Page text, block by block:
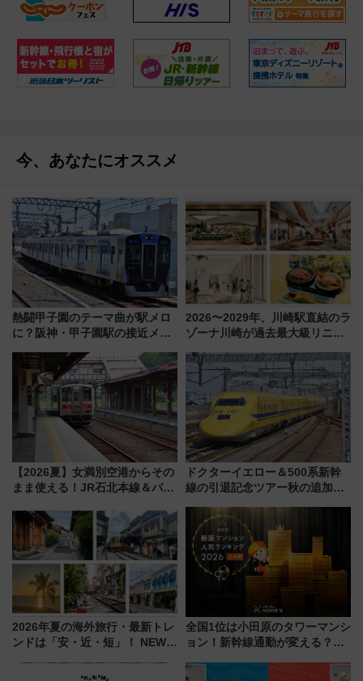
今、あなたにオススメ
熱闘甲子園のテーマ曲が駅メロ
に？阪神・甲子園駅の接近メロ
谷実アレンジの特別仕様へ、8月
5日始発から
2026〜2029年、川崎駅直結のラ
ゾーナ川崎が過去最大級リニュ
「いつから何が変わるか」徹底
解説！
【2026夏】女満別空港からその
まま使える！JR石北本線＆バス
ーパス」でおトクに道東観光
（8/3発売）
ドクターイエロー＆500系新幹
線の引退記念ツアー秋の追加企
ホテル情報まとめ
2026年夏の海外旅行・最新トレ
ンドは「安・近・短」！ NEWT
渡航先TOP5とは？ 円安時代の
全国1位は小田原のタワーマンシ
ョン！新幹線通勤が変える？
【新築マンション人気ランキン